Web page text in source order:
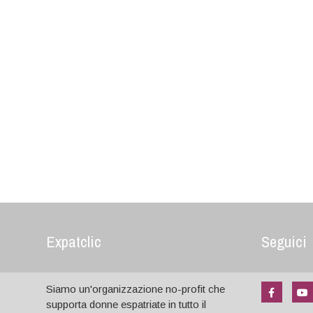
Expatclic
Siamo un'organizzazione no-profit che
supporta donne espatriate in tutto il
Seguici